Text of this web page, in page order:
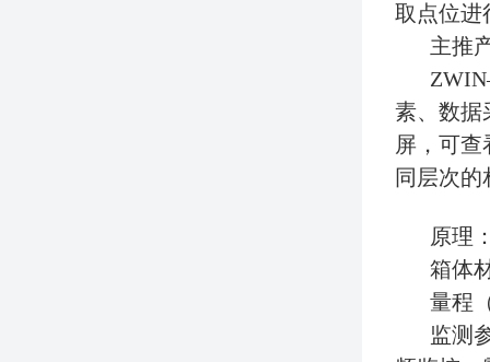
取点位进
主推
素、数据
屏，可
同层次
原理
箱体
量程
监测